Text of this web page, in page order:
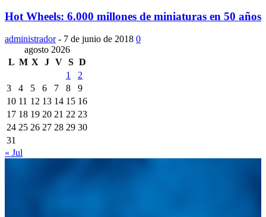
Hot Wheels: 6.000 millones de miniaturas en 50 años
administrador - 7 de junio de 2018 0
agosto 2026
L M X J V S D
1
2
3
4 5 6 7 8
9
10 11 12 13 14 15 16
17 18 19 20 21 22 23
24 25 26 27 28 29 30
31
« Jul